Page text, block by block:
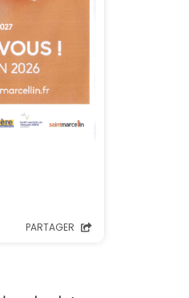
les habitants